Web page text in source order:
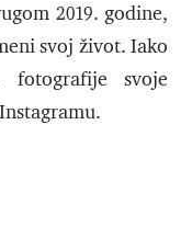
2019. godine,
svoj život. Iako
svoje